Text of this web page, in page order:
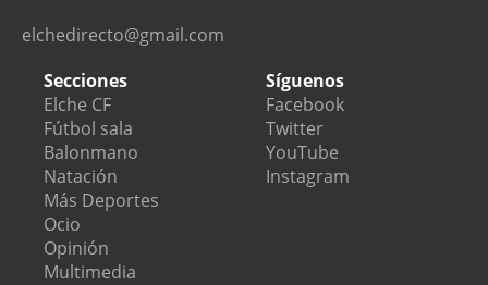
elchedirecto@gmail.com
Secciones
Elche CF
Fútbol sala
Balonmano
Natación
Más Deportes
Ocio
Opinión
Multimedia
Síguenos
Facebook
Twitter
YouTube
Instagram